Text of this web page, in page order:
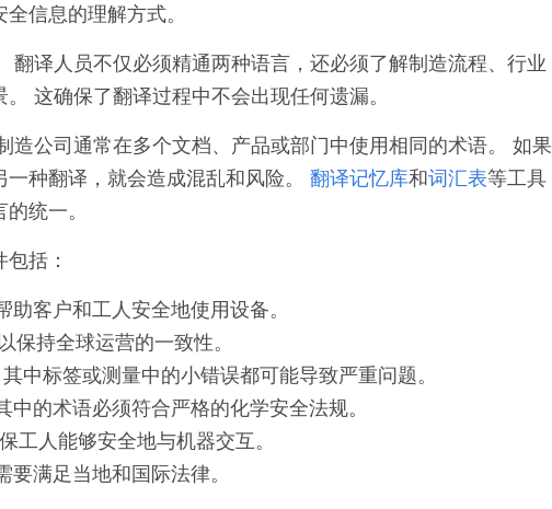
信息的理解方式。
翻译人员不仅必须精通两种语言，还必须了解制造流程、行业
这确保了翻译过程中不会出现任何遗漏。
造公司通常在多个文档、产品或部门中使用相同的术语。 如果
种翻译，就会造成混乱和风险。 翻译记忆库和词汇表等工具
统一。
括：
助客户和工人安全地使用设备。
保持全球运营的一致性。
中标签或测量中的小错误都可能导致严重问题。
中的术语必须符合严格的化学安全法规。
工人能够安全地与机器交互。
要满足当地和国际法律。